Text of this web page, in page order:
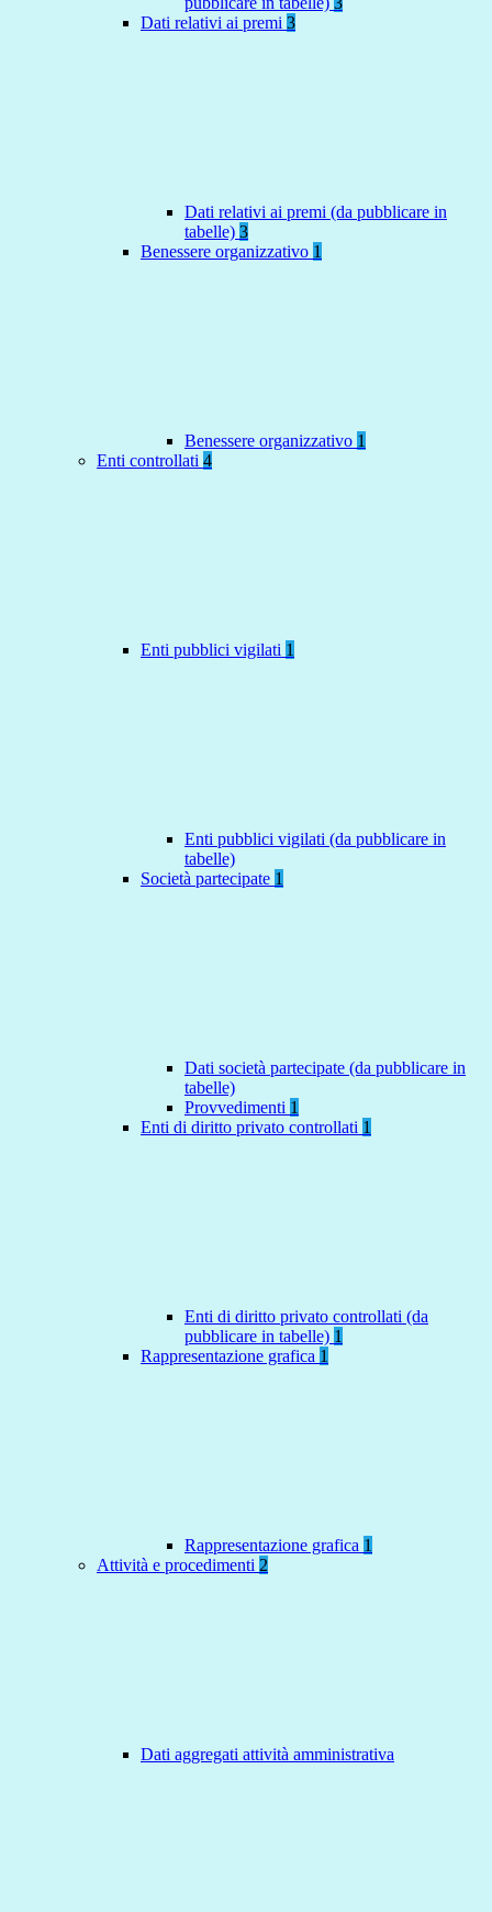
Dati relativi ai premi 3
Dati relativi ai premi (da pubblicare in
tabelle) 3
Benessere organizzativo 1
Benessere organizzativo 1
Enti controllati 4
Enti pubblici vigilati 1
Enti pubblici vigilati (da pubblicare in
tabelle)
Società partecipate 1
Dati società partecipate (da pubblicare in
tabelle)
Provvedimenti 1
Enti di diritto privato controllati 1
Enti di diritto privato controllati (da
pubblicare in tabelle) 1
Rappresentazione grafica 1
Rappresentazione grafica 1
Attività e procedimenti 2
Dati aggregati attività amministrativa